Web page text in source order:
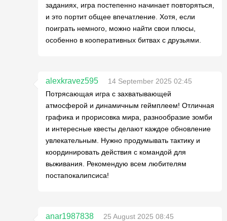
заданиях, игра постепенно начинает повторяться,
и это портит общее впечатление. Хотя, если
поиграть немного, можно найти свои плюсы,
особенно в кооперативных битвах с друзьями.
alexkravez595
14 September 2025 02:45
Потрясающая игра с захватывающей
атмосферой и динамичным геймплеем! Отличная
графика и прорисовка мира, разнообразие зомби
и интересные квесты делают каждое обновление
увлекательным. Нужно продумывать тактику и
координировать действия с командой для
выживания. Рекомендую всем любителям
постапокалипсиса!
anar1987838
25 August 2025 08:45